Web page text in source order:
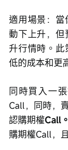
適用場景：當
動下上升，但
升行情時。此
低的成本和更
同時買入一
Call，同時，
認購期權Call
購期權Call，